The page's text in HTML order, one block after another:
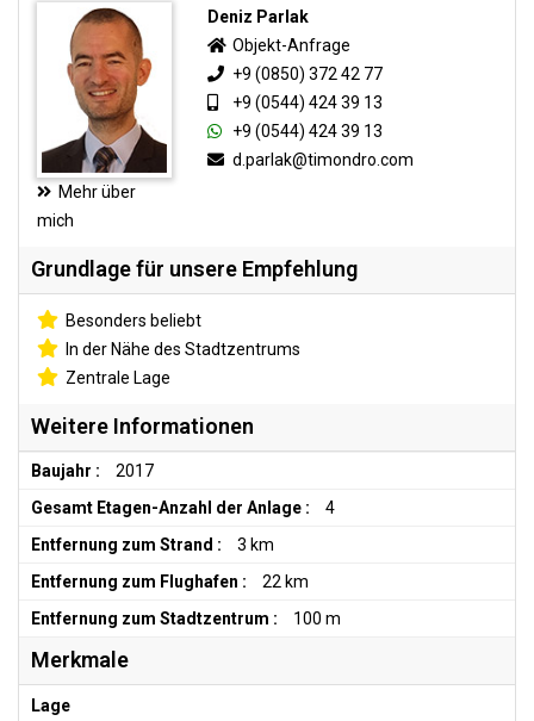
Mehr über
mich
Deniz Parlak
Objekt-Anfrage
+9 (0850) 372 42 77
+9 (0544) 424 39 13
+9 (0544) 424 39 13
d.parlak@timondro.com
Grundlage für unsere Empfehlung
Besonders beliebt
In der Nähe des Stadtzentrums
Zentrale Lage
Weitere Informationen
Baujahr :
2017
Gesamt Etagen-Anzahl der Anlage :
4
Entfernung zum Strand :
3 km
Entfernung zum Flughafen :
22 km
Entfernung zum Stadtzentrum :
100 m
Merkmale
Lage